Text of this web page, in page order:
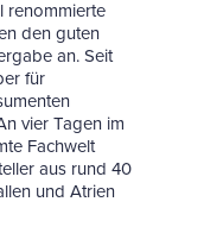
renommierte
den guten
an. Seit
für
vier Tagen im
Fachwelt
aus rund 40
und Atrien